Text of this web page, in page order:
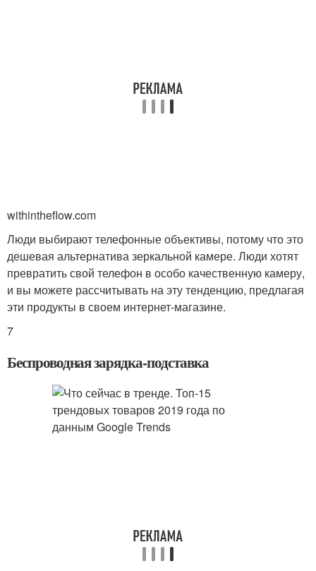
withintheflow.com
Люди выбирают телефонные объективы, потому что это
дешевая альтернатива зеркальной камере. Люди хотят
превратить свой телефон в особо качественную камеру,
и вы можете рассчитывать на эту тенденцию, предлагая
эти продукты в своем интернет-магазине.
7
Беспроводная зарядка-подставка